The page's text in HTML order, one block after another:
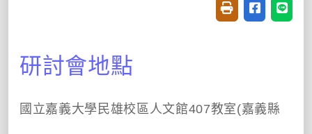
友善列印(開新視
分享至臉書
分享
研討會地點
國立嘉義大學民雄校區人文館407教室(嘉義縣